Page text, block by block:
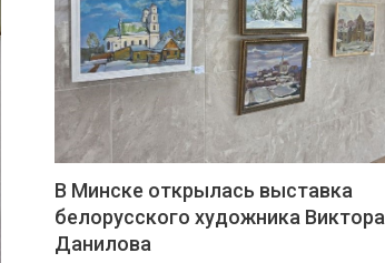
В Минске открылась выставка
белорусского художника Виктора
Данилова